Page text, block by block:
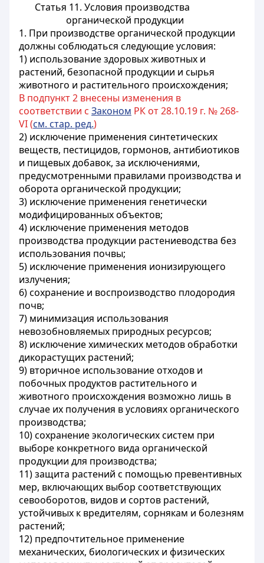
Статья 11. Условия производства
органической продукции
1. При производстве органической продукции
должны соблюдаться следующие условия:
1) использование здоровых животных и
растений, безопасной продукции и сырья
животного и растительного происхождения;
В подпункт 2 внесены изменения в
соответствии с Законом РК от 28.10.19 г. № 268-
VI (см. стар. ред.)
2) исключение применения синтетических
веществ, пестицидов, гормонов, антибиотиков
и пищевых добавок, за исключениями,
предусмотренными правилами производства и
оборота органической продукции;
3) исключение применения генетически
модифицированных объектов;
4) исключение применения методов
производства продукции растениеводства без
использования почвы;
5) исключение применения ионизирующего
излучения;
6) сохранение и воспроизводство плодородия
почв;
7) минимизация использования
невозобновляемых природных ресурсов;
8) исключение химических методов обработки
дикорастущих растений;
9) вторичное использование отходов и
побочных продуктов растительного и
животного происхождения возможно лишь в
случае их получения в условиях органического
производства;
10) сохранение экологических систем при
выборе конкретного вида органической
продукции для производства;
11) защита растений с помощью превентивных
мер, включающих выбор соответствующих
севооборотов, видов и сортов растений,
устойчивых к вредителям, сорнякам и болезням
растений;
12) предпочтительное применение
механических, биологических и физических